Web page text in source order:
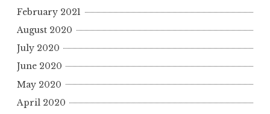
February 2021
August 2020
July 2020
June 2020
May 2020
April 2020